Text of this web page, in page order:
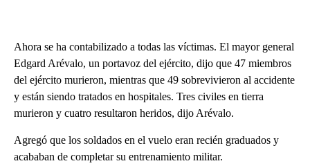
Ahora se ha contabilizado a todas las víctimas. El mayor general
Edgard Arévalo, un portavoz del ejército, dijo que 47 miembros
del ejército murieron, mientras que 49 sobrevivieron al accidente
y están siendo tratados en hospitales. Tres civiles en tierra
murieron y cuatro resultaron heridos, dijo Arévalo.
Agregó que los soldados en el vuelo eran recién graduados y
acababan de completar su entrenamiento militar.